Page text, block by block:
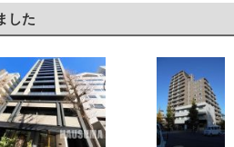
した